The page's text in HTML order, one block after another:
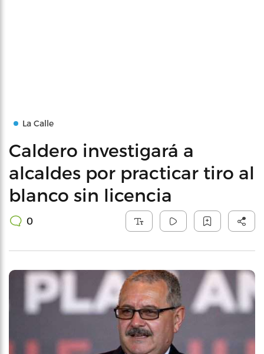
La Calle
Caldero investigará a
alcaldes por practicar tiro al
blanco sin licencia
0